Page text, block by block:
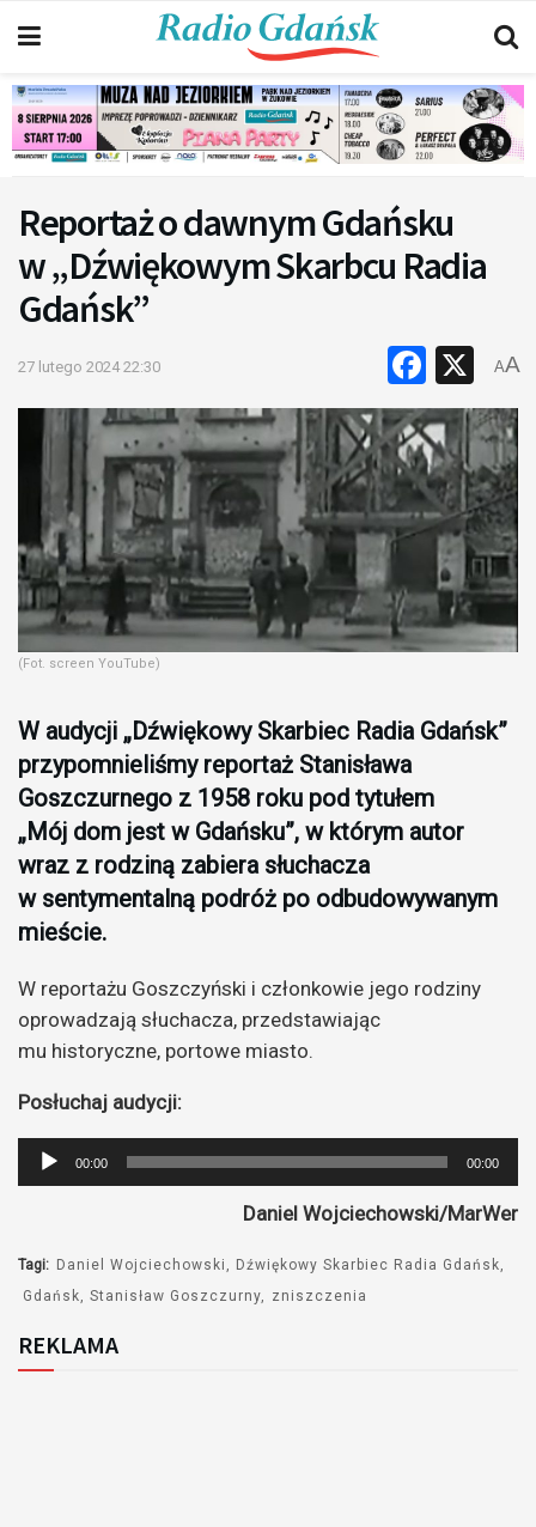
Reportaż o dawnym Gdańsku
w „Dźwiękowym Skarbcu Radia
Gdańsk”
27 lutego 2024 22:30 X
AA
(Fot. screen YouTube)
W audycji „Dźwiękowy Skarbiec Radia Gdańsk”
przypomnieliśmy reportaż Stanisława
Goszczurnego z 1958 roku pod tytułem
„Mój dom jest w Gdańsku”, w którym autor
wraz z rodziną zabiera słuchacza
w sentymentalną podróż po odbudowywanym
mieście.
W reportażu Goszczyński i członkowie jego rodziny
oprowadzają słuchacza, przedstawiając
mu historyczne, portowe miasto.
Posłuchaj audycji:
Odtwarzacz
plików
00:00 00:00
Daniel Wojciechowski/MarWer
Tagi: Daniel Wojciechowski
Dźwiękowy Skarbiec Radia Gdańsk
Gdańsk
Stanisław Goszczurny zniszczenia
REKLAMA